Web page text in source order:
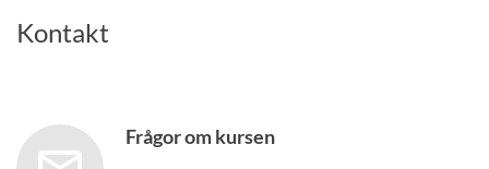
Kontakt
Frågor om kursen